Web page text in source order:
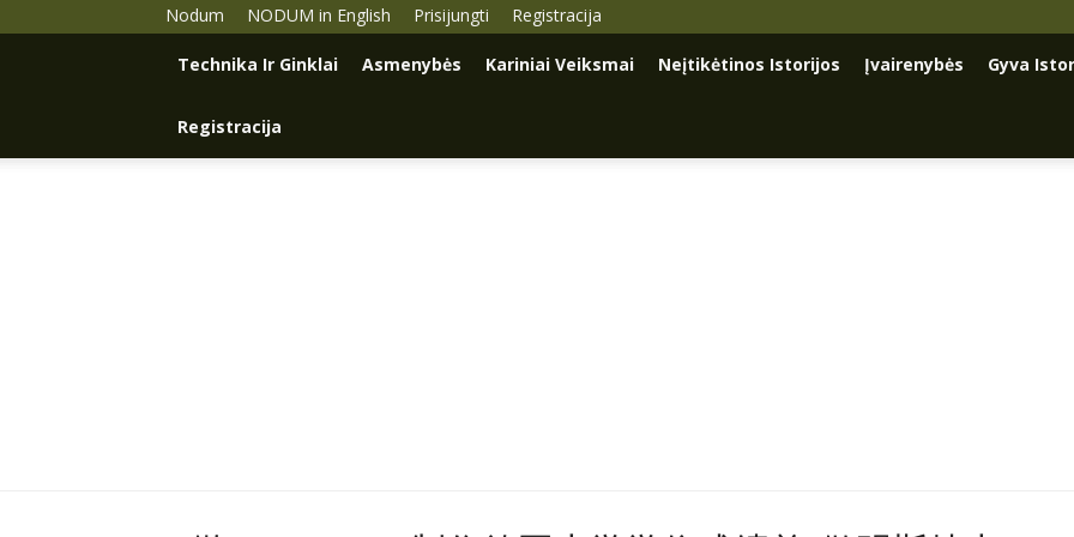
Nodum NODUM in English Prisijungti Registracija
Technika Ir Ginklai Asmenybės Kariniai Veiksmai Neįtikėtinos Istorijos Įvairenybės Gyva
Registracija